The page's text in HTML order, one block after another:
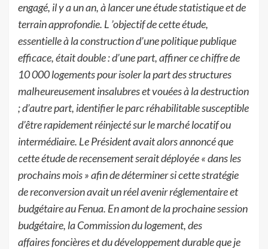
engagé, il y a un an, à lancer une étude statistique et de
terrain approfondie. L ’objectif de cette étude,
essentielle à la construction d’une politique publique
efficace, était double : d’une part, affiner ce chiffre de
10 000 logements pour isoler la part des structures
malheureusement insalubres et vouées à la destruction
; d’autre part, identifier le parc réhabilitable susceptible
d’être rapidement réinjecté sur le marché locatif ou
intermédiaire. Le Président avait alors annoncé que
cette étude de recensement serait déployée « dans les
prochains mois » afin de déterminer si cette stratégie
de reconversion avait un réel avenir réglementaire et
budgétaire au Fenua. En amont de la prochaine session
budgétaire, la Commission du logement, des
affaires foncières et du développement durable que je